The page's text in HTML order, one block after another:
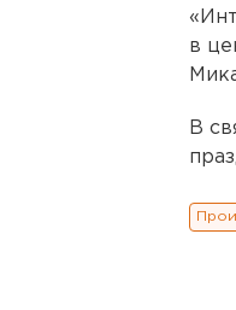
в
В